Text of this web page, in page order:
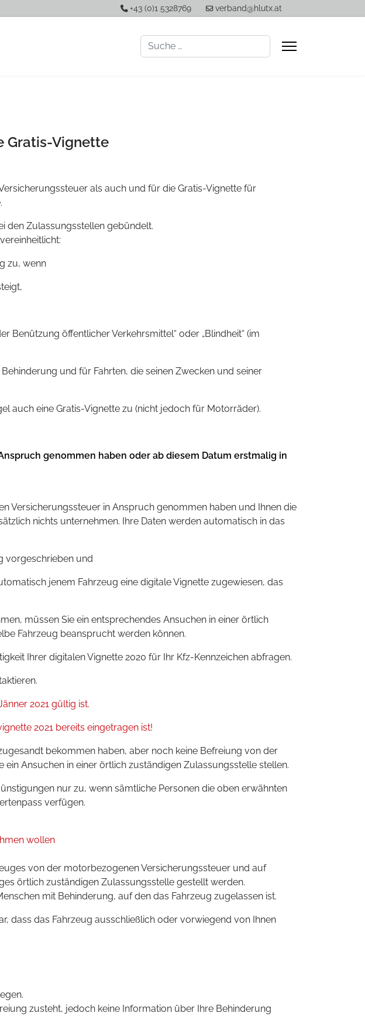
+43 (0)1 5328769 verband@hlutx.at
Suchen
Gratis-Vignette
als auch und für die Gratis-Vignette für
den Zulassungsstellen gebündelt.
zu, wenn
Benützung öffentlicher Verkehrsmittel“ oder „Blindheit“ (im
und für Fahrten, die seinen Zwecken und seiner
auch eine Gratis-Vignette zu (nicht jedoch für Motorräder).
genommen haben oder ab diesem Datum erstmalig in
Versicherungssteuer in Anspruch genommen haben und Ihnen die
nichts unternehmen. Ihre Daten werden automatisch in das
vorgeschrieben und
jenem Fahrzeug eine digitale Vignette zugewiesen, das
müssen Sie ein entsprechendes Ansuchen in einer örtlich
Fahrzeug beansprucht werden können.
Ihrer digitalen Vignette 2020 für Ihr Kfz-Kennzeichen abfragen.
.
2021 gültig ist.
2021 bereits eingetragen ist!
bekommen haben, aber noch keine Befreiung von der
Ansuchen in einer örtlich zuständigen Zulassungsstelle stellen.
nur zu, wenn sämtliche Personen die oben erwähnten
verfügen.
wollen
von der motorbezogenen Versicherungssteuer und auf
örtlich zuständigen Zulassungsstelle gestellt werden.
mit Behinderung, auf den das Fahrzeug zugelassen ist.
dass das Fahrzeug ausschließlich oder vorwiegend von Ihnen
zusteht, jedoch keine Information über Ihre Behinderung